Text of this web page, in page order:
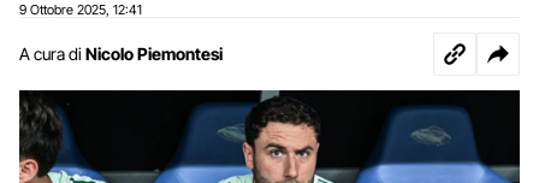
9 Ottobre 2025 12:41
A cura di Nicolo Piemontesi